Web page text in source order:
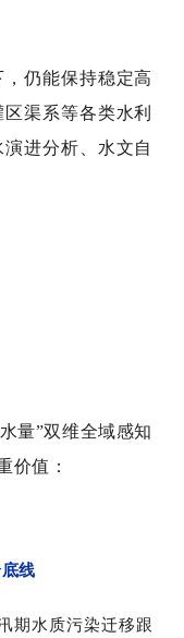
仍能保持稳定高
渠系等各类水利
进分析、水文自
量”双维全域感知
价值：
线
期水质污染迁移跟